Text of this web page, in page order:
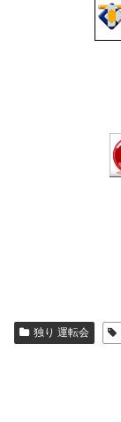
独り 運転会